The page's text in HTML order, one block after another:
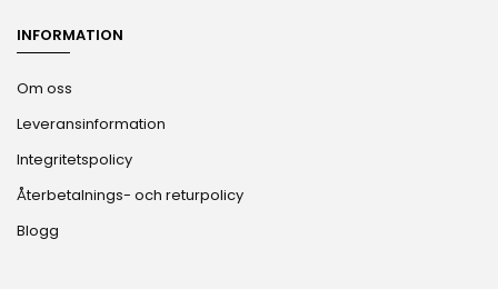
INFORMATION
Om oss
Leveransinformation
Integritetspolicy
Återbetalnings- och returpolicy
Blogg